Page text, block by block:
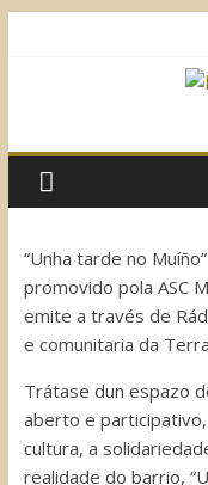
do
Vento
Asociación
Sociocultural
“Unha tarde no
promovido pola ASC
emite a través de
e comunitaria da
Trátase dun espazo
aberto e
cultura, a
realidade do barrio,